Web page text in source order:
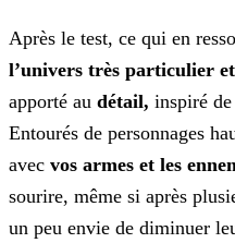
Après le test, ce qui en
l’univers très particulier
apporté au détail, inspiré
Entourés de personnages
avec vos armes et les
sourire, même si après
un peu envie de diminuer